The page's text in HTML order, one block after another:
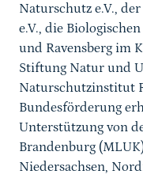
Naturschutz e.V.,
e.V., die
und Ravensberg im
Stiftung Natur und
Naturschutzinstitut
Bundesförderung
Unterstützung von
Brandenburg
Niedersachsen,